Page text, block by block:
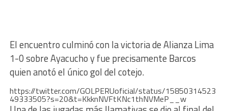
El encuentro culminó con la victoria de Alianza Lima
1-0 sobre Ayacucho y fue precisamente Barcos
quien anotó el único gol del cotejo.
https://twitter.com/GOLPERUoficial/status/15850314523
49333505?s=20&t=KkknNVFtKNc1thNVMeP__w